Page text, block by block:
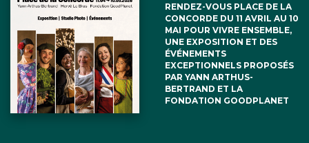
RENDEZ-VOUS PLACE DE LA
CONCORDE DU 11 AVRIL AU 10
MAI POUR VIVRE ENSEMBLE,
UNE EXPOSITION ET DES
ÉVÉNEMENTS
EXCEPTIONNELS PROPOSÉS
PAR YANN ARTHUS-
BERTRAND ET LA
FONDATION GOODPLANET